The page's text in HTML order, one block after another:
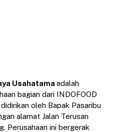
Usahatama adalah
bagian dari INDOFOOD
oleh Bapak Pasaribu
alamat Jalan Terusan
Perusahaan ini bergerak